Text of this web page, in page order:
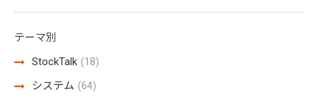
テーマ別
StockTalk (18)
システム (64)